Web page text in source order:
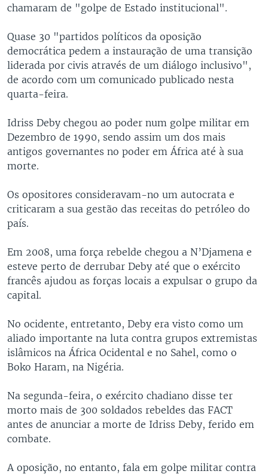
chamaram de "golpe de Estado institucional".
Quase 30 "partidos políticos da oposição
democrática pedem a instauração de uma transição
liderada por civis através de um diálogo inclusivo",
de acordo com um comunicado publicado nesta
quarta-feira.
Idriss Deby chegou ao poder num golpe militar em
Dezembro de 1990, sendo assim um dos mais
antigos governantes no poder em África até à sua
morte.
Os opositores consideravam-no um autocrata e
criticaram a sua gestão das receitas do petróleo do
país.
Em 2008, uma força rebelde chegou a N’Djamena e
esteve perto de derrubar Deby até que o exército
francês ajudou as forças locais a expulsar o grupo da
capital.
No ocidente, entretanto, Deby era visto como um
aliado importante na luta contra grupos extremistas
islâmicos na África Ocidental e no Sahel, como o
Boko Haram, na Nigéria.
Na segunda-feira, o exército chadiano disse ter
morto mais de 300 soldados rebeldes das FACT
antes de anunciar a morte de Idriss Deby, ferido em
combate.
A oposição, no entanto, fala em golpe militar contra